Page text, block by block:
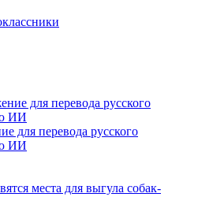
для перевода русского
ИИ